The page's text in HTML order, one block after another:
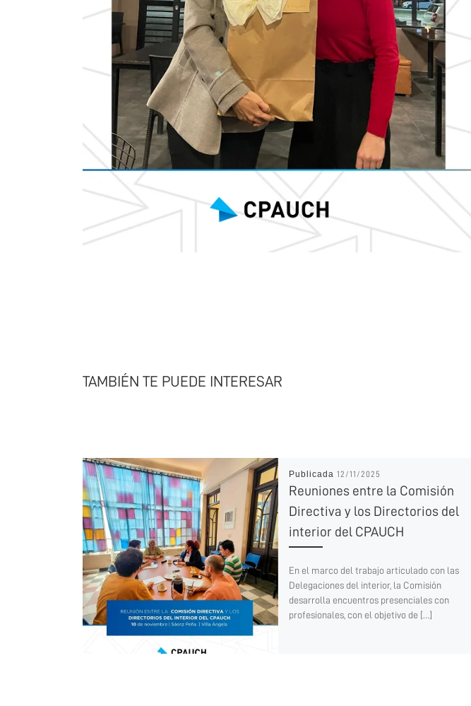
TAMBIÉN TE PUEDE INTERESAR
Publicada 12/11/2025
Reuniones entre la Comisión
Directiva y los Directorios del
interior del CPAUCH
En el marco del trabajo articulado con las
Delegaciones del interior, la Comisión
desarrolla encuentros presenciales con
profesionales, con el objetivo de […]